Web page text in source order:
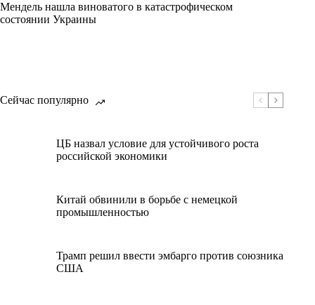
Мендель нашла виноватого в катастрофическом
состоянии Украины
Сейчас популярно
ЦБ назвал условие для устойчивого роста
российской экономики
Китай обвинили в борьбе с немецкой
промышленностью
Трамп решил ввести эмбарго против союзника
США